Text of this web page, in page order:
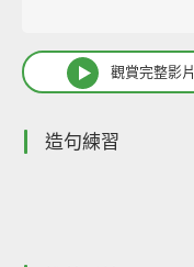
觀賞完整影片
造句練習